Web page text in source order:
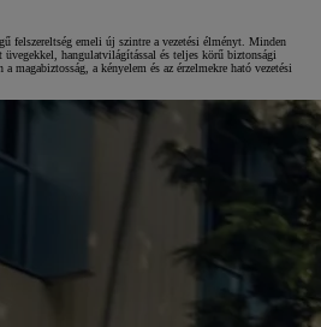
felszereltség emeli új szintre a vezetési élményt. Minden
hangulatvilágítással és teljes körű biztonsági
magabiztosság, a kényelem és az érzelmekre ható vezetési